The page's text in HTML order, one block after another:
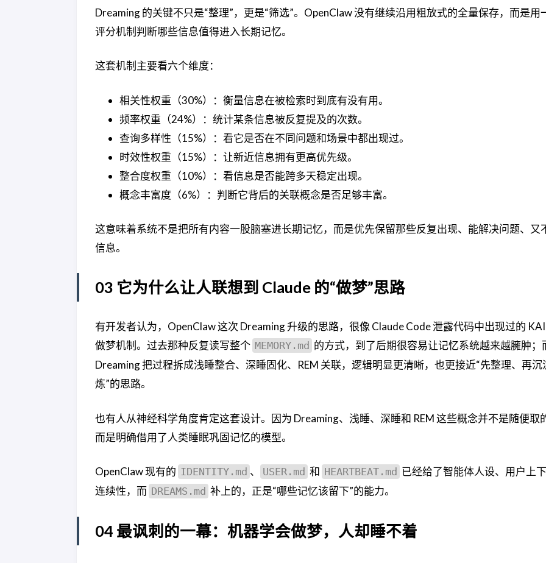
Dreaming 的关键不只是“整理”，更是“筛选”。OpenClaw 没有继续沿用粗放式的全量保存，而是用
评分机制判断哪些信息值得进入长期记忆。
这套机制主要看六个维度：
相关性权重（30%）：衡量信息在被检索时到底有没有用。
频率权重（24%）：统计某条信息被反复提及的次数。
查询多样性（15%）：看它是否在不同问题和场景中都出现过。
时效性权重（15%）：让新近信息拥有更高优先级。
整合度权重（10%）：看信息是否能跨多天稳定出现。
概念丰富度（6%）：判断它背后的关联概念是否足够丰富。
这意味着系统不是把所有内容一股脑塞进长期记忆，而是优先保留那些反复出现、能解决问题、又
信息。
03 它为什么让人联想到 Claude 的“做梦”思路
有开发者认为，OpenClaw 这次 Dreaming 升级的思路，很像 Claude Code 泄露代码中出现过的
做梦机制。过去那种反复读写整个 MEMORY.md 的方式，到了后期很容易让记忆系统越来越臃肿；
Dreaming 把过程拆成浅睡整合、深睡固化、REM 关联，逻辑明显更清晰，也更接近“先整理、再沉
炼”的思路。
也有人从神经科学角度肯定这套设计。因为 Dreaming、浅睡、深睡和 REM 这些概念并不是随便取
而是明确借用了人类睡眠巩固记忆的模型。
OpenClaw 现有的 IDENTITY.md 、 USER.md 和 HEARTBEAT.md 已经给了智能体人设、用户上
连续性，而 DREAMS.md 补上的，正是“哪些记忆该留下”的能力。
04 最讽刺的一幕：机器学会做梦，人却睡不着